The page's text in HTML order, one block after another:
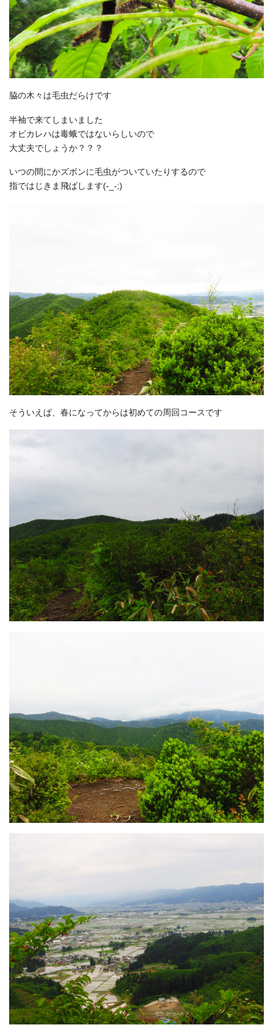
脇の木々は毛虫だらけです
半袖で来てしまいました
オビカレハは毒蛾ではないらしいので
大丈夫でしょうか？？？
いつの間にかズボンに毛虫がついていたりするので
指ではじきま飛ばします(-_-;)
そういえば、春になってからは初めての周回コースです